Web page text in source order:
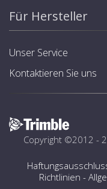
Für Hersteller
Unser Service
Kontaktieren Sie uns
Copyright ©2012 -
Richtlinien -